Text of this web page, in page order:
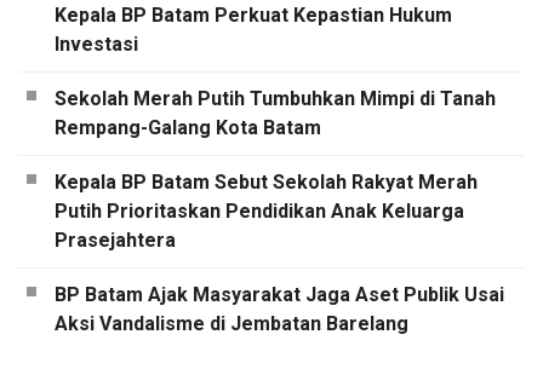
Kepala BP Batam Perkuat Kepastian Hukum
Investasi
Sekolah Merah Putih Tumbuhkan Mimpi di Tanah
Rempang-Galang Kota Batam
Kepala BP Batam Sebut Sekolah Rakyat Merah
Putih Prioritaskan Pendidikan Anak Keluarga
Prasejahtera
BP Batam Ajak Masyarakat Jaga Aset Publik Usai
Aksi Vandalisme di Jembatan Barelang